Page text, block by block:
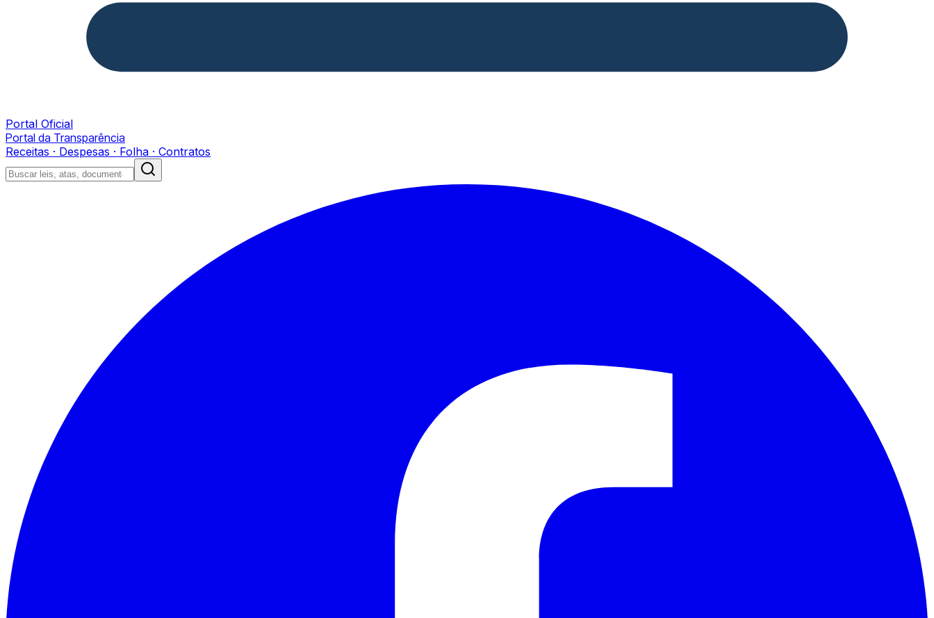
Portal Oficial
Portal da Transparência
Receitas · Despesas · Folha · Contratos